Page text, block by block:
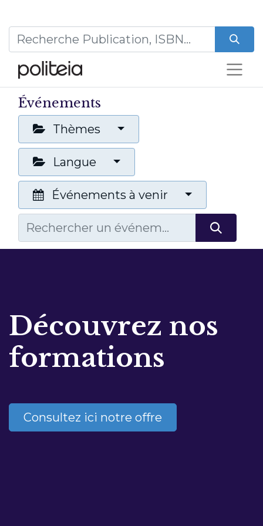
Événements
Thèmes
Langue
Événements à venir
Découvrez nos
formations
Consultez ici notre offre